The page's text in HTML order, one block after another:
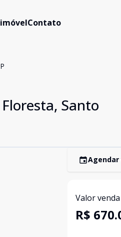
Contato
Santo
Valor venda
R$